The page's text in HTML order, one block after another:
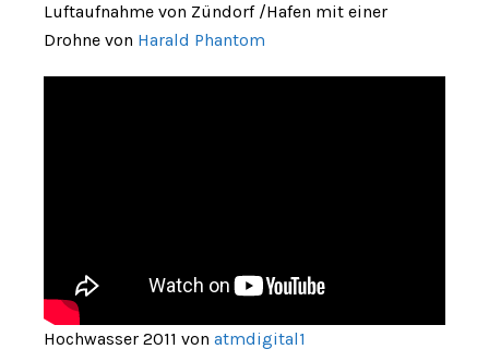
Luftaufnahme von Zündorf /Hafen mit einer
Drohne von Harald Phantom
Hochwasser 2011 von atmdigital1